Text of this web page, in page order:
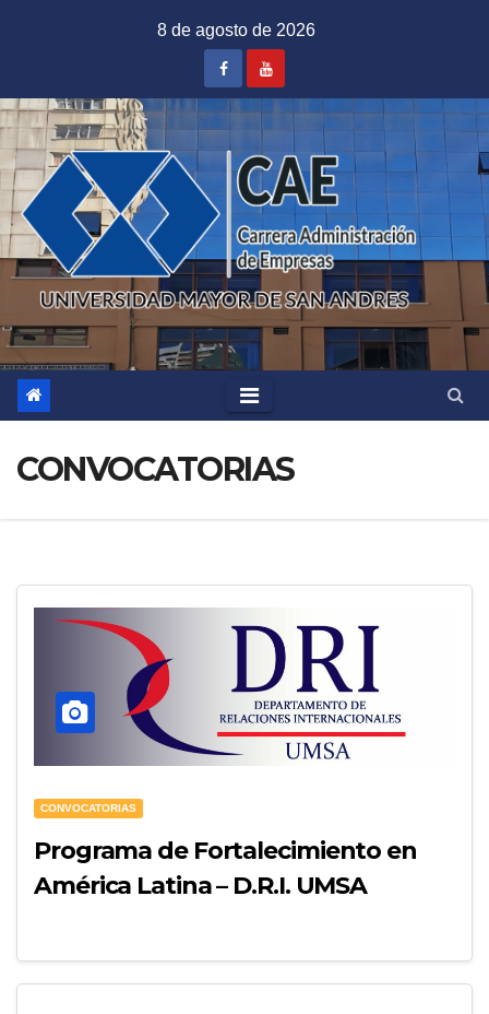
8 de agosto de 2026
CONVOCATORIAS
CONVOCATORIAS
Programa de Fortalecimiento en
América Latina – D.R.I. UMSA